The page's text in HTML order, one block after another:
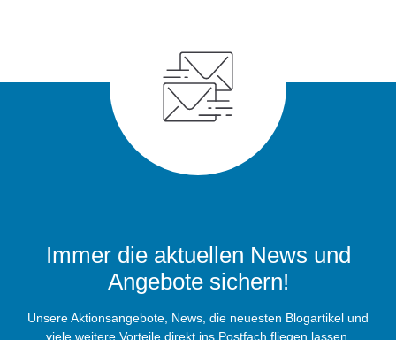
Immer die aktuellen News und
Angebote sichern!
Unsere Aktionsangebote, News, die neuesten Blogartikel und
viele weitere Vorteile direkt ins Postfach fliegen lassen.